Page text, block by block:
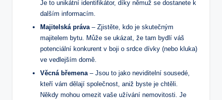
Je to unikátní identifikátor, díky němuž se⁤ dostanete k
dalším ‌informacím.
Majitelská práva – Zjistěte, ‍kdo je ​skutečným
majitelem ‍bytu.⁢ Může ⁣se ukázat, že tam ⁣bydlí váš
potenciální konkurent ⁢v boji o srdce dívky (nebo⁤ kluka)
ve vedlejším domě.
Věcná břemena – Jsou‍ to jako ⁣neviditelní sousedé,
⁤kteří ⁢vám dělají ⁢společnost, aniž ⁢byste je chtěli.
‌Někdy mohou ​omezit vaše užívání nemovitosti. Je